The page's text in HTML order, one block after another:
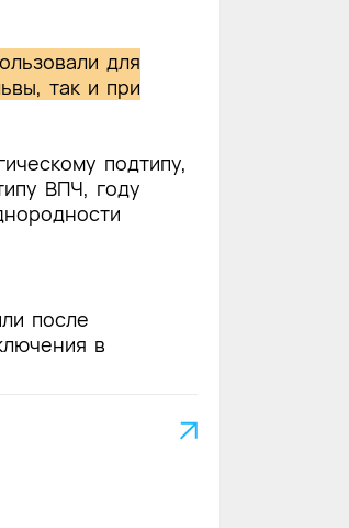
для
так и при
подтипу,
ВПЧ, году
после
в